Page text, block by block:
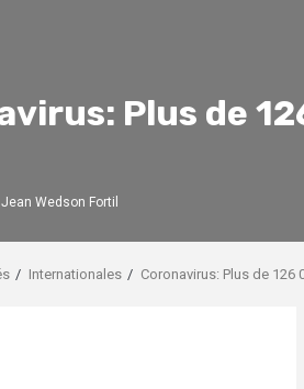
Plus de
Jean Wedson Fortil
Internationales Coronavirus: Plus de